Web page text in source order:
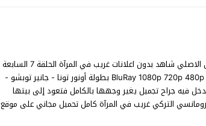
مشاهدة مسلسل غريب في المرآة الحلقة 7 مترجم والاخيرة FHD قصة عشق الاصلي شاهد بدون اعلانات غريب في المرآة الحلقة 7 السابعة
Aynadaki Yabancı episode 7 على قناة Atv مباشر يوتيوب اون لان جودة BluRay 1080p 720p 480p بطولة أونور تونا - جانير توبشو -
فيه جراح تجميل يغير وجهها بالكامل فتعود إلى بيتها
التركي غريب في المرآة كامل تحميل مجاني على موقع